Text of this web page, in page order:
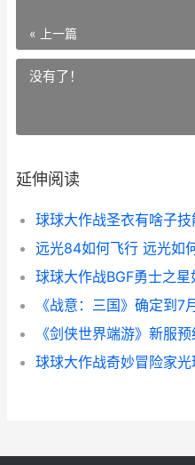
« 上一篇
没有了！
延伸阅读
远光84如何飞行 远光如